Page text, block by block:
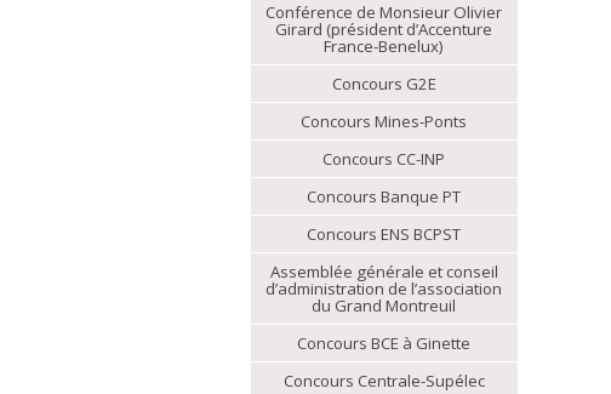
Conférence de Monsieur Olivier
Girard (président d’Accenture
France-Benelux)
Concours G2E
Concours Mines-Ponts
Concours CC-INP
Concours Banque PT
Concours ENS BCPST
Assemblée générale et conseil
d’administration de l’association
du Grand Montreuil
Concours BCE à Ginette
Concours Centrale-Supélec